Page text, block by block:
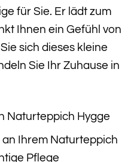
für Sie. Er lädt zum
Ihnen ein Gefühl von
sich dieses kleine
Sie Ihr Zuhause in
Naturteppich Hygge
an Ihrem Naturteppich
Pflege